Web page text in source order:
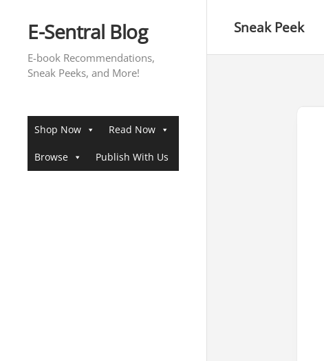
contentE-Sentral Blog
E-book Recommendations,
Sneak Peeks, and More!
Shop Now Read Now
Browse Publish With Us
Sneak Peek